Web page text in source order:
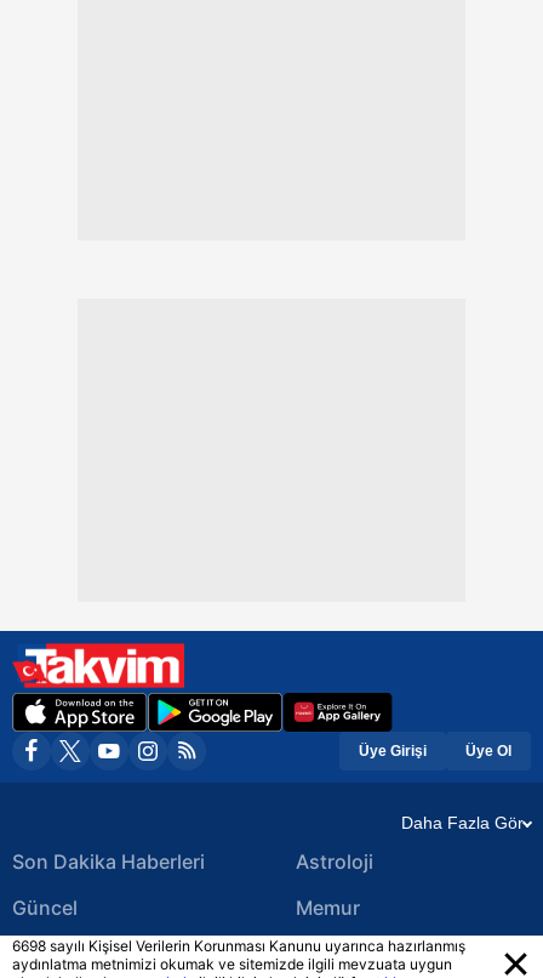
Üye Girişi Üye Ol
Daha Fazla Gör
Son Dakika Haberleri
Güncel
Ekonomi Haberleri
Astroloji
Memur
Yerel Haberler
6698 sayılı Kişisel Verilerin Korunması Kanunu uyarınca hazırlanmış
aydınlatma metnimizi okumak ve sitemizde ilgili mevzuata uygun